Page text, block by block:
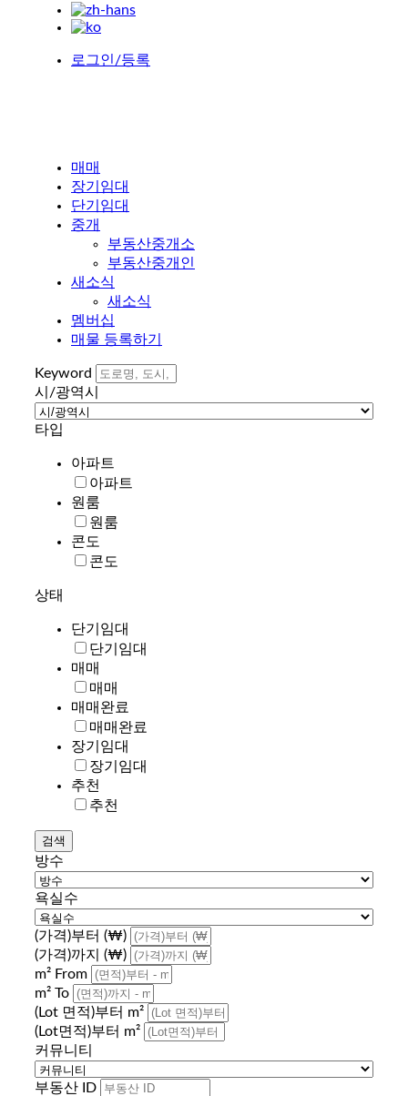
로그인/등록
매매
장기임대
단기임대
중개
부동산중개소
부동산중개인
새소식
새소식
멤버십
매물 등록하기
Keyword
시/광역시
타입
아파트
아파트
원룸
원룸
콘도
콘도
상태
단기임대
단기임대
매매
매매
매매완료
매매완료
장기임대
장기임대
추천
추천
방수
욕실수
(가격)부터 (₩)
(가격)까지 (₩)
m² From
m² To
(Lot 면적)부터 m²
(Lot면적)부터 m²
커뮤니티
부동산 ID